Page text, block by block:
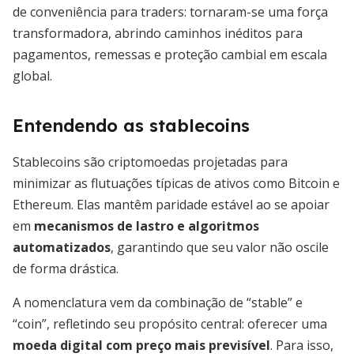
de conveniência para traders: tornaram-se uma força
transformadora, abrindo caminhos inéditos para
pagamentos, remessas e proteção cambial em escala
global.
Entendendo as stablecoins
Stablecoins são criptomoedas projetadas para
minimizar as flutuações típicas de ativos como Bitcoin e
Ethereum. Elas mantêm paridade estável ao se apoiar
em mecanismos de lastro e algoritmos
automatizados, garantindo que seu valor não oscile
de forma drástica.
A nomenclatura vem da combinação de “stable” e
“coin”, refletindo seu propósito central: oferecer uma
moeda digital com preço mais previsível. Para isso,